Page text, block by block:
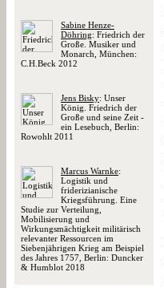
Sabine Henze-
Döhring: Friedrich der
Große. Musiker und
Monarch, München:
C.H.Beck 2012
Jens Bisky: Unser
König. Friedrich der
Große und seine Zeit -
ein Lesebuch, Berlin:
Rowohlt 2011
Marcus Warnke:
Logistik und
friderizianische
Kriegsführung. Eine
Studie zur Verteilung,
Mobilisierung und
Wirkungsmächtigkeit militärisch
relevanter Ressourcen im
Siebenjährigen Krieg am Beispiel
des Jahres 1757, Berlin: Duncker
& Humblot 2018